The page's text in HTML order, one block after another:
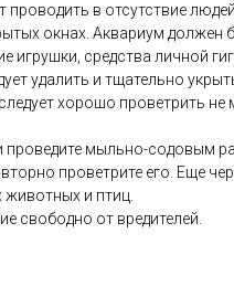
проводить в отсутствие
окнах. Аквариум должен
игрушки, средства личной
удалить и тщательно
хорошо проветрить не
проведите мыльно-содовым
проветрите его. Еще
и птиц.
свободно от вредителей.